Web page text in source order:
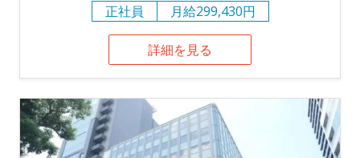
正社員
月給299,430円
詳細を見る